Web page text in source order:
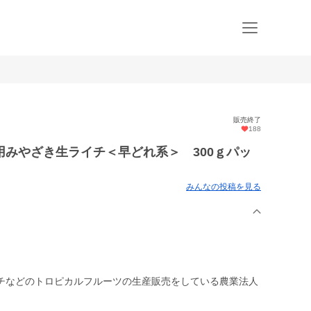
販売終了
188
みやざき生ライチ＜早どれ系＞ 300ｇパッ
みんなの投稿を見る
どのトロピカルフルーツの生産販売をしている農業法人